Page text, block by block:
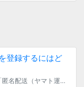
登録するにはど
新規で商品を作成する際に、商品タイプ「匿名配送（ヤマト運輸）」を選択することで、 匿名配送で販売する商品を作成することができます。 ※ 後から商品タイプを変更することはできませんので、予めご了承ください。 その後、「匿名 […]